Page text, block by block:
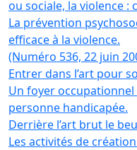
ou sociale, la violence :
La prévention
efficace à la violence.
(Numéro 536, 22 juin
Entrer dans l’art pour
Un foyer
personne handicapée.
Derrière l’art brut le
Les activités de